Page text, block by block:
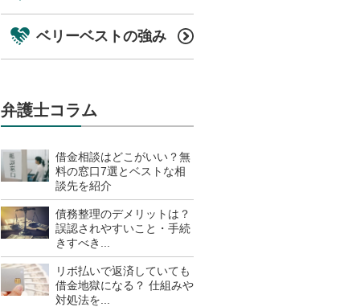
ベリーベストの強み
弁護士コラム
借金相談はどこがいい？無
料の窓口7選とベストな相
談先を紹介
債務整理のデメリットは？
誤認されやすいこと・手続
きすべき...
リボ払いで返済していても
借金地獄になる？ 仕組みや
対処法を...